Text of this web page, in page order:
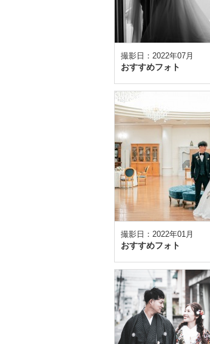
撮影日：2022年07月
おすすめフォト
撮影日：2022年01月
おすすめフォト